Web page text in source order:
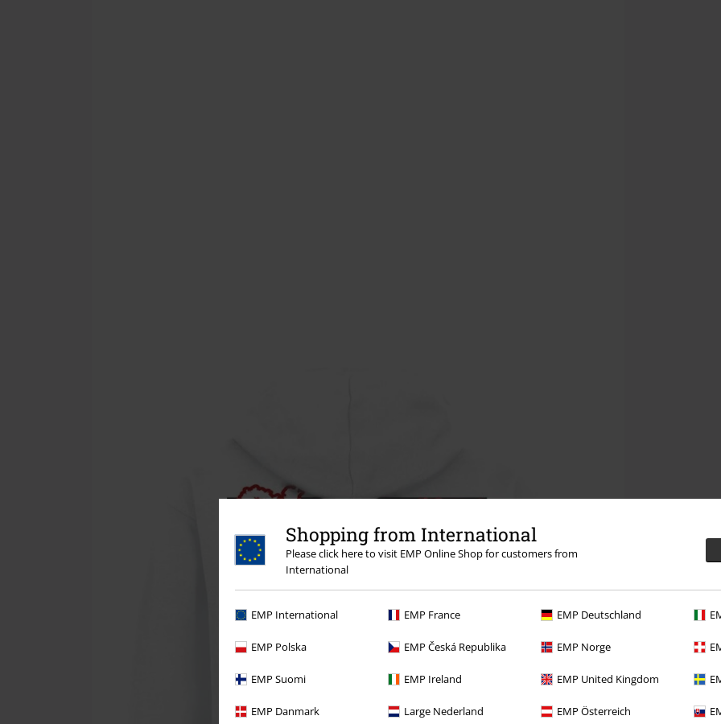
Shopping from International
Please click here to visit EMP Online Shop for customers from
International
EMP International EMP France EMP Deutschland
EMP Polska EMP Česká Republika EMP Norge
EMP Suomi EMP Ireland EMP United Kingdom
EMP Danmark Large Nederland EMP Österreich